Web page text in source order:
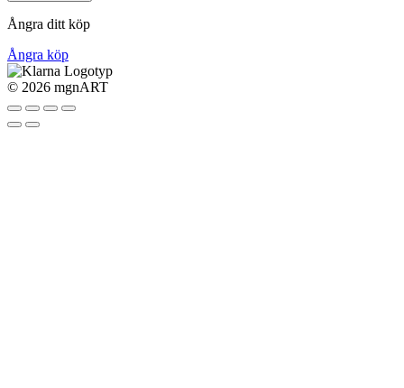
Ångra ditt köp
Ångra köp
© 2026 mgnART